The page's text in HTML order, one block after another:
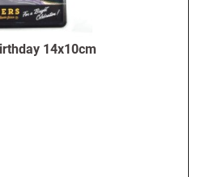
14x10cm